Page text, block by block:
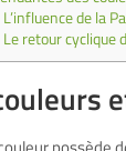
L’influence de la
Le retour cyclique